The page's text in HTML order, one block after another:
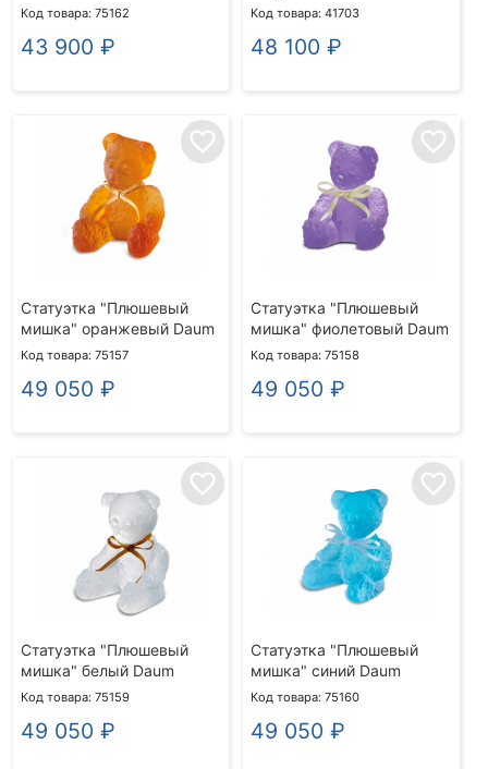
Код товара: 75162
43 900 ₽
Код товара: 41703
48 100 ₽
favorite_border
Статуэтка "Плюшевый
мишка" оранжевый Daum
Код товара: 75157
49 050 ₽
favorite_border
Статуэтка "Плюшевый
мишка" фиолетовый Daum
Код товара: 75158
49 050 ₽
favorite_border
Статуэтка "Плюшевый
мишка" белый Daum
Код товара: 75159
49 050 ₽
favorite_border
Статуэтка "Плюшевый
мишка" синий Daum
Код товара: 75160
49 050 ₽